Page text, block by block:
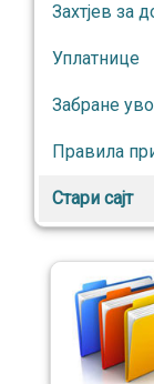
Захтјев за
Уплатнице
Забране
Правила
Стари сајт